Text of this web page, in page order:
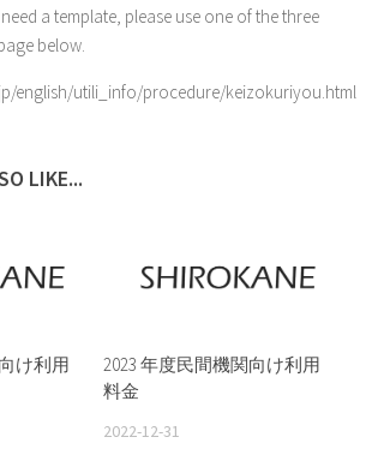
a template, please use one of the three
below.
english/utili_info/procedure/keizokuriyou.html
LIKE...
け利用
2023 年度民間機関向け利用
料金
2022-12-31